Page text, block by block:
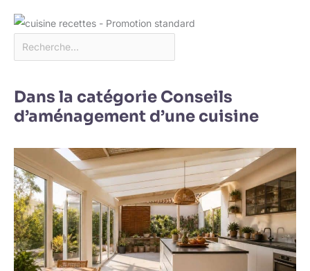
Dans la catégorie Conseils
d’aménagement d’une cuisine